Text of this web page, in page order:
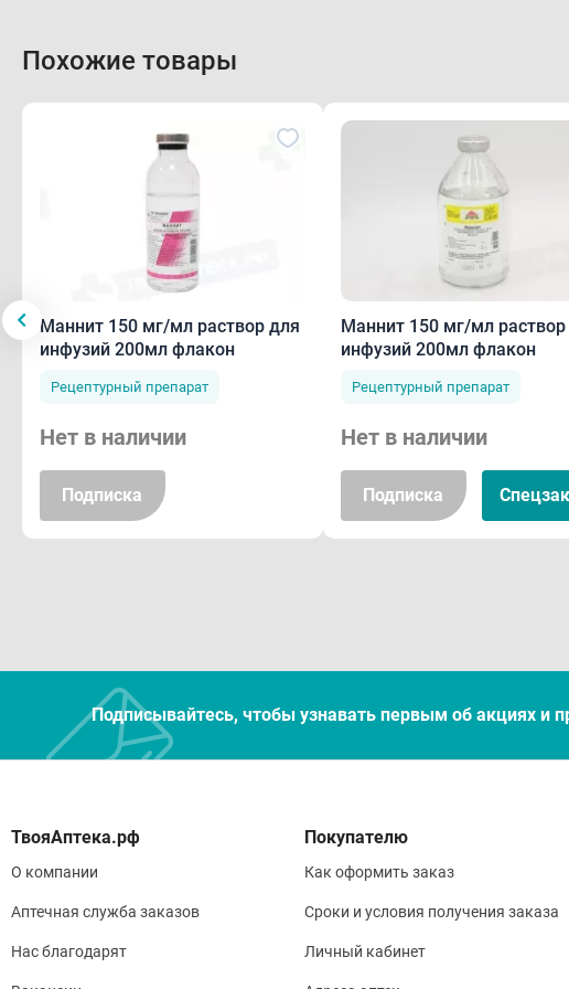
Со стороны
Со стороны
Со стороны
Со стороны
почечная
сердечная
Со стороны
пациента и
Пациентам с
капельно
уровень
возможно
Похожие товары
Маннит 150 мг/мл раствор для
инфузий 200мл флакон
Рецептурный препарат
Нет в наличии
Подписка
Маннит 150 мг/мл раствор
инфузий 200мл флакон
Рецептурный препарат
Нет в наличии
Подписка
Подписывайтесь, чтобы узнавать первым об акцияx и
О компании
Аптечная служба заказов
Нас благодарят
Покупателю
Как оформить заказ
Сроки и условия получения заказа
Личный кабинет